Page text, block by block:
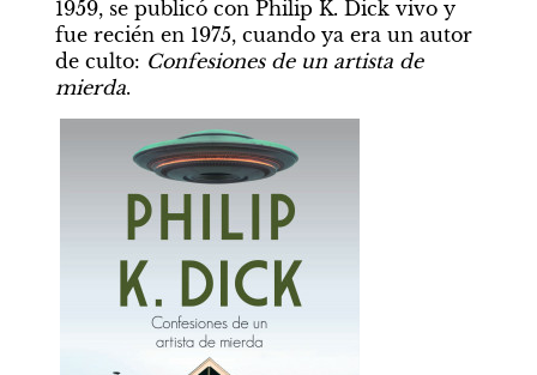
1959, se publicó con Philip K. Dick vivo y
fue recién en 1975, cuando ya era un autor
de culto: Confesiones de un artista de
mierda.